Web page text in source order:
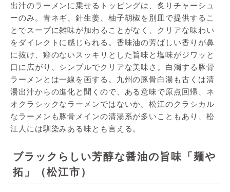
出汁のラーメンに乗せるトッピングは、炙りチャーシュ
ーのみ。青ネギ、針生姜、柚子胡椒を別皿で提供するこ
とでスープに雑味が加わることがなく、クリアな味わい
をダイレクトに感じられる。香味油の芳ばしい香りが鼻
に抜け、癖のないスッキリとした旨味と塩味がジワッと
口に広がり、シンプルでクリアな美味さ。白濁する豚骨
ラーメンとは一線を画する。九州の豚骨白湯も古くは清
湯出汁からの進化と聞くので、ある意味で原点回帰、ネ
オクラシックなラーメンではないか。松江のクラシカル
なラーメンも豚骨メインの清湯系が多いこともあり、松
江人には馴染みある味とも言える。
ブラックらしい芳醇な醤油の旨味「麺や
拓」（松江市）